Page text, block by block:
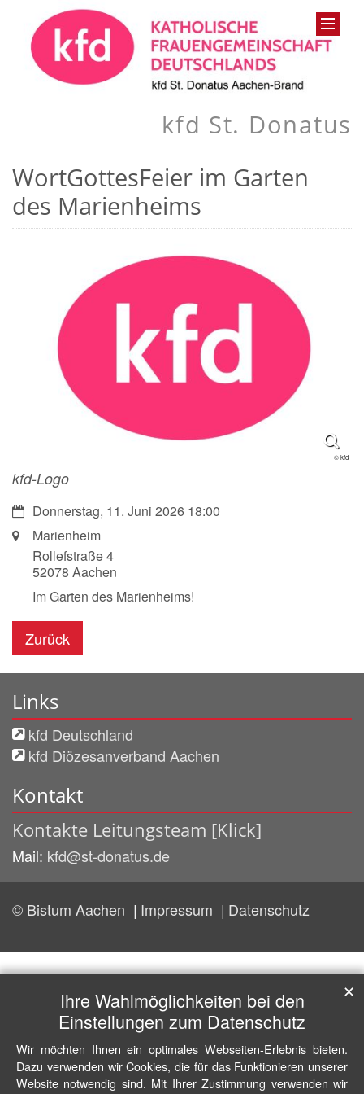
kfd St. Donatus
WortGottesFeier im Garten
des Marienheims
© kfd
kfd-Logo
Datum:Donnerstag, 11. Juni 2026 18:00
Ort: Marienheim
Rollefstraße 4
52078 Aachen
Im Garten des Marienheims!
Zurück
Links
kfd Deutschland
kfd Diözesanverband Aachen
Kontakt
Kontakte Leitungsteam [Klick]
Mail: kfd@st-donatus.de
© Bistum Aachen Impressum Datenschutz
Ihre Wahlmöglichkeiten bei den
Einstellungen zum Datenschutz
Wir möchten Ihnen ein optimales Webseiten-Erlebnis bieten.
Dazu verwenden wir Cookies, die für das Funktionieren unserer
Website notwendig sind. Mit Ihrer Zustimmung verwenden wir
✕